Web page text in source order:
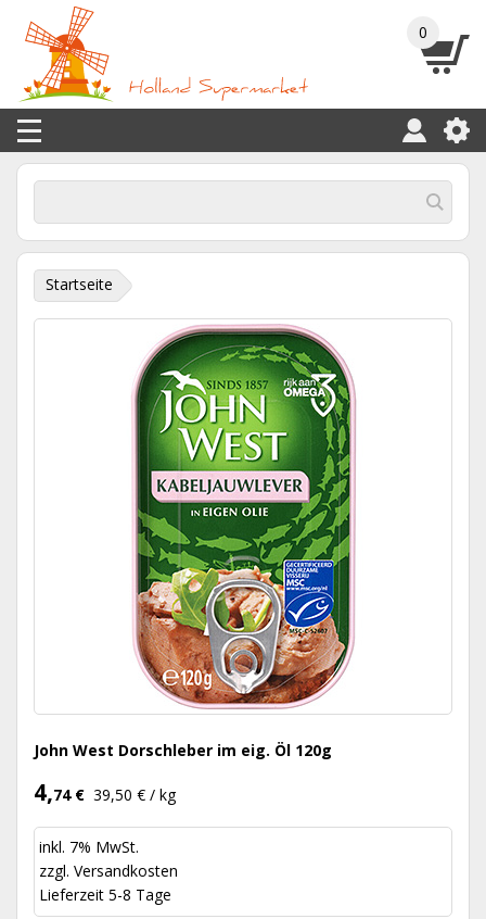
0
Startseite
John West Dorschleber im eig. Öl 120g
4,74 € 39,50 € / kg
inkl. 7% MwSt.
zzgl. Versandkosten
Lieferzeit 5-8 Tage